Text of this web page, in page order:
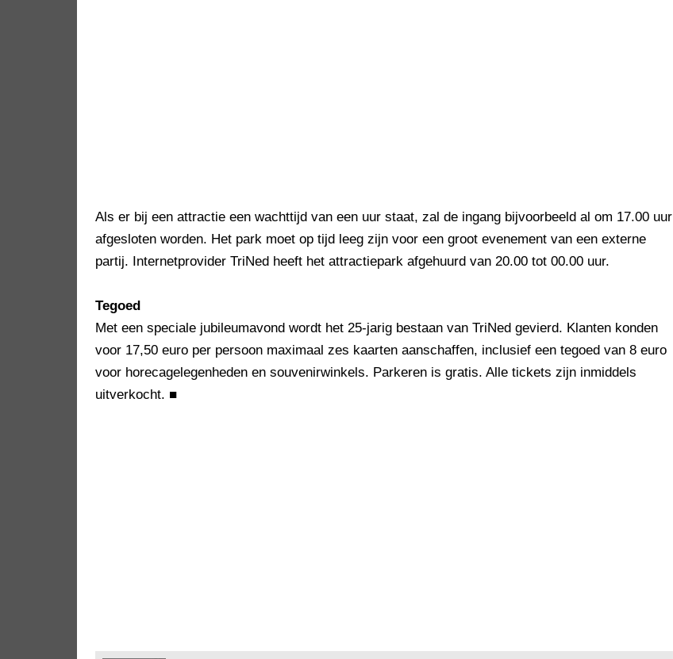
Als er bij een attractie een wachttijd van een uur staat, zal de ingang bijvoorbeeld al om 17.00 uur
afgesloten worden. Het park moet op tijd leeg zijn voor een groot evenement van een externe
partij. Internetprovider TriNed heeft het attractiepark afgehuurd van 20.00 tot 00.00 uur.
Tegoed
Met een speciale jubileumavond wordt het 25-jarig bestaan van TriNed gevierd. Klanten konden
voor 17,50 euro per persoon maximaal zes kaarten aanschaffen, inclusief een tegoed van 8 euro
voor horecagelegenheden en souvenirwinkels. Parkeren is gratis. Alle tickets zijn inmiddels
uitverkocht. ■